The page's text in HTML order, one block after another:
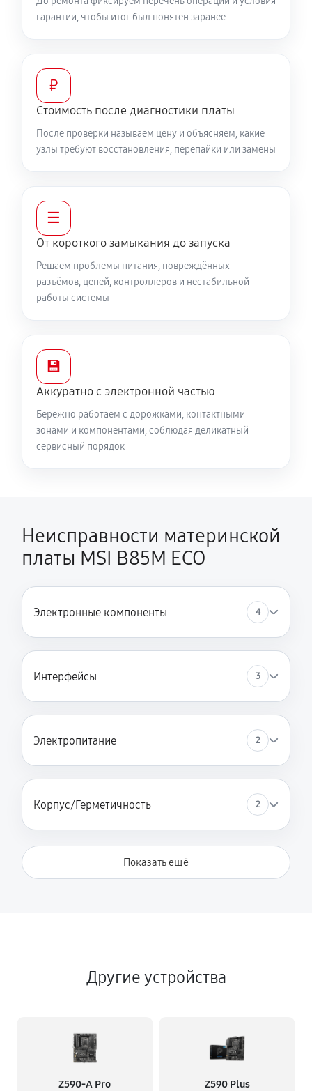
гарантии, чтобы итог был понятен заранее
₽
Стоимость после диагностики платы
После проверки называем цену и объясняем, какие
узлы требуют восстановления, перепайки или замены
☰
От короткого замыкания до запуска
Решаем проблемы питания, повреждённых
разъёмов, цепей, контроллеров и нестабильной
работы системы
💾
Аккуратно с электронной частью
Бережно работаем с дорожками, контактными
зонами и компонентами, соблюдая деликатный
сервисный порядок
Неисправности материнской
платы MSI B85M ECO
Электронные компоненты 4
Интерфейсы 3
Электропитание 2
Корпус/Герметичность 2
Показать ещё
Другие устройства
Z590-A Pro Z590 Plus